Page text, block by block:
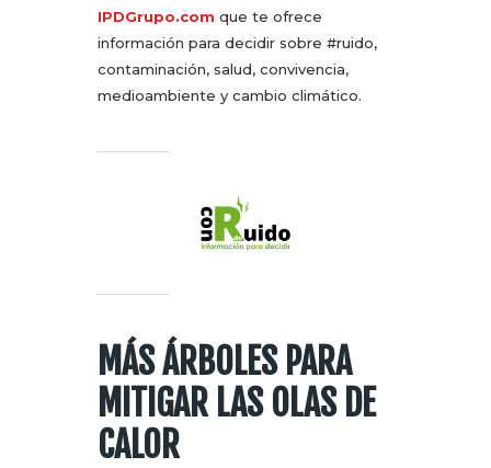
IPDGrupo.com que te ofrece
información para decidir sobre #ruido,
contaminación, salud, convivencia,
medioambiente y cambio climático.
MÁS ÁRBOLES PARA
MITIGAR LAS OLAS DE
CALOR